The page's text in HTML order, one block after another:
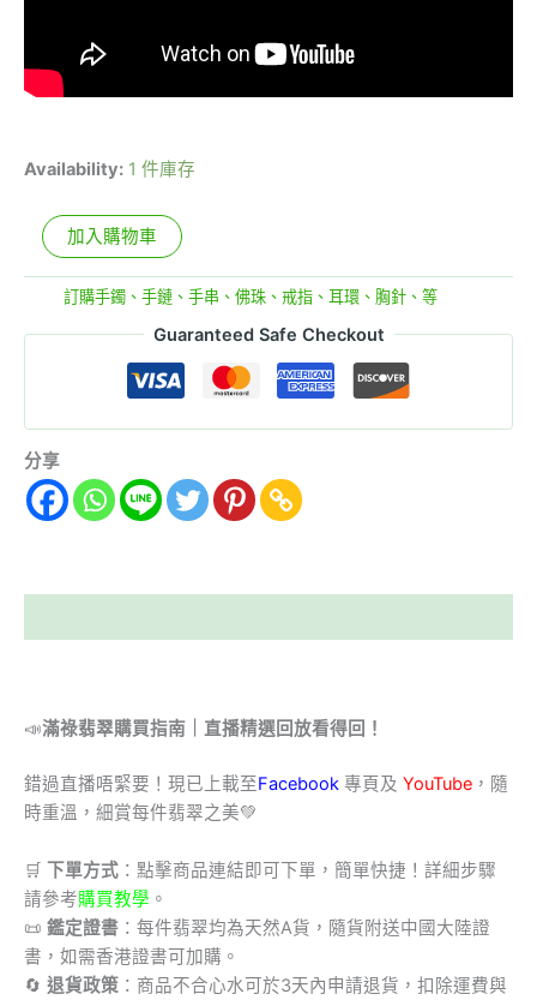
Availability: 1 件庫存
加入購物車
訂購手鐲、手鏈、手串、佛珠、戒指、耳環、胸針、等
Guaranteed Safe Checkout
分享
📣滿祿翡翠購買指南｜直播精選回放看得回！
錯過直播唔緊要！現已上載至Facebook 專頁及 YouTube ，隨
時重溫，細賞每件翡翠之美💚
🛒 下單方式 ：點擊商品連結即可下單，簡單快捷！詳細步驟
請參考購買教學 。
📜 鑑定證書 ：每件翡翠均為天然A貨，隨貨附送中國大陸證
書，如需香港證書可加購。
🔄 退貨政策 ：商品不合心水可於3天內申請退貨，扣除運費與